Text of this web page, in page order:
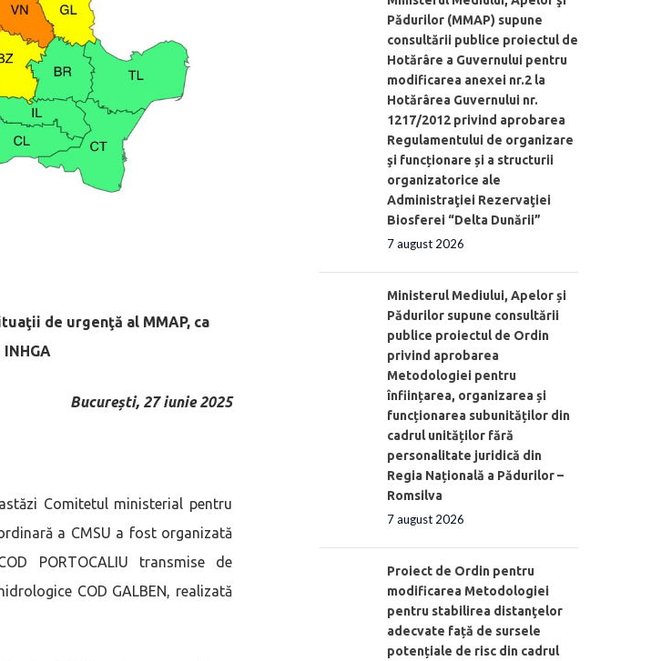
de urgenţă al MMAP, ca
București, 27 iunie 2025
Comitetul ministerial pentru
a CMSU a fost organizată
PORTOCALIU transmise de
COD GALBEN, realizată
Pădurilor (MMAP) supune
consultării publice proiectul de
Hotărâre a Guvernului pentru
modificarea anexei nr.2 la
Hotărârea Guvernului nr.
1217/2012 privind aprobarea
Regulamentului de organizare
şi funcționare și a structurii
organizatorice ale
Administraţiei Rezervaţiei
Biosferei “Delta Dunării”
7 august 2026
Ministerul Mediului, Apelor și
Pădurilor supune consultării
publice proiectul de Ordin
privind aprobarea
Metodologiei pentru
înființarea, organizarea și
funcționarea subunităților din
cadrul unităților fără
personalitate juridică din
Regia Națională a Pădurilor –
Romsilva
7 august 2026
Proiect de Ordin pentru
modificarea Metodologiei
pentru stabilirea distanţelor
adecvate față de sursele
potențiale de risc din cadrul